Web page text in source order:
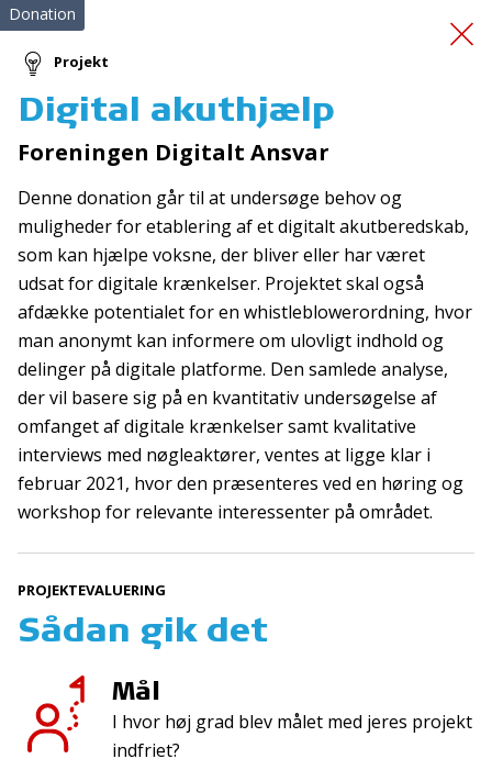
Livreddende Førstehjælp
Donation
Projekt
Digital akuthjælp
Foreningen Digitalt Ansvar
Denne donation går til at undersøge behov og
muligheder for etablering af et digitalt akutberedskab,
som kan hjælpe voksne, der bliver eller har været
udsat for digitale krænkelser. Projektet skal også
afdække potentialet for en whistleblowerordning, hvor
man anonymt kan informere om ulovligt indhold og
delinger på digitale platforme. Den samlede analyse,
der vil basere sig på en kvantitativ undersøgelse af
omfanget af digitale krænkelser samt kvalitative
interviews med nøgleaktører, ventes at ligge klar i
februar 2021, hvor den præsenteres ved en høring og
workshop for relevante interessenter på området.
PROJEKTEVALUERING
Sådan gik det
Mål
I hvor høj grad blev målet med jeres projekt
indfriet?
Tilmeld nyhedsbrev
De seneste nyheder om TrygFondens og TryghedsGruppens
aktiviteter direkte i din indbakke.
Tilmeld
Kontakt
TrygFonden
T: 45 26 08 00
info@trygfonden.dk
TryghedsGruppen
T:45 26 08 26
Adresse